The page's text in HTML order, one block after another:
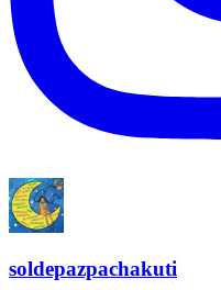
soldepazpachakuti